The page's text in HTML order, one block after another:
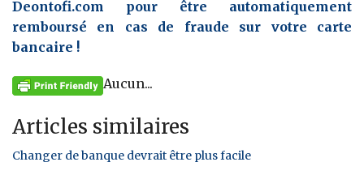
Deontofi.com pour être automatiquement
remboursé en cas de fraude sur votre carte
bancaire !
Aucun...
Articles similaires
Changer de banque devrait être plus facile